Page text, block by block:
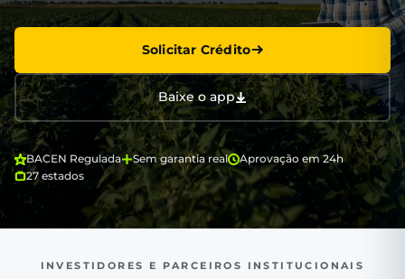
Solicitar Crédito
Baixe o app
BACEN Regulada Sem garantia real
Aprovação em 24h
27 estados
INVESTIDORES E PARCEIROS INSTITUCIONAIS